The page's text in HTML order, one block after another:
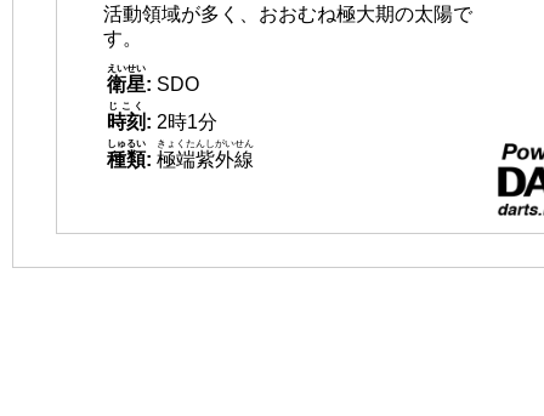
活動領域が多く、おおむね極大期の太陽で
す。
衛星
えいせい
: SDO
時刻
じこく
: 2時1分
種類
しゅるい
: 極端紫外線
きょくたんしがいせん